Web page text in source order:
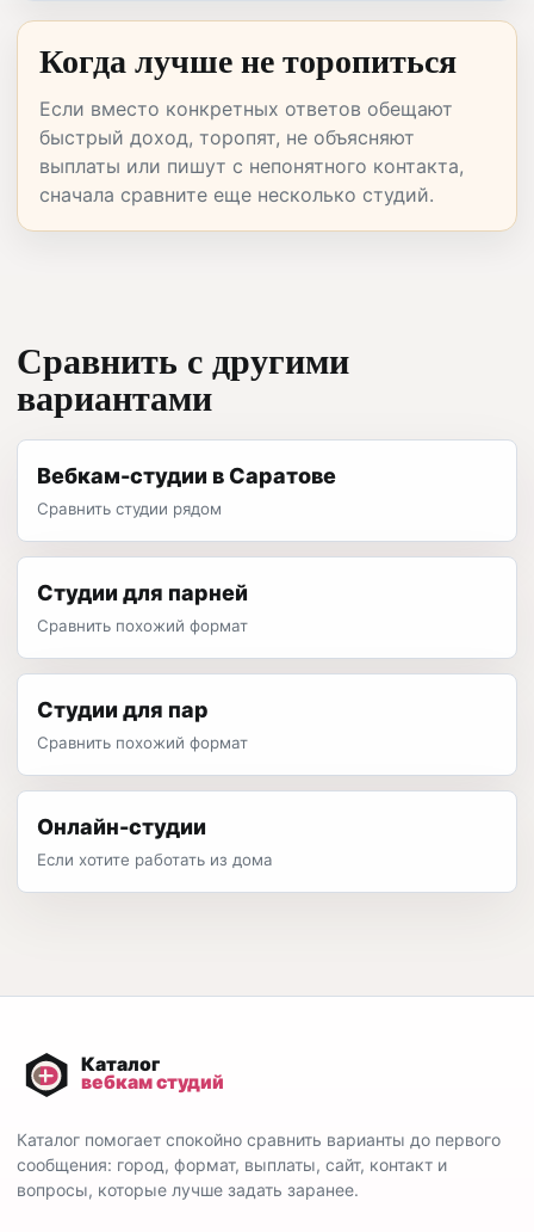
Когда лучше не торопиться
Если вместо конкретных ответов обещают
быстрый доход, торопят, не объясняют
выплаты или пишут с непонятного контакта,
сначала сравните еще несколько студий.
Сравнить с другими
вариантами
Вебкам-студии в Саратове
Сравнить студии рядом
Студии для парней
Сравнить похожий формат
Студии для пар
Сравнить похожий формат
Онлайн-студии
Если хотите работать из дома
Каталог помогает спокойно сравнить варианты до первого
сообщения: город, формат, выплаты, сайт, контакт и
вопросы, которые лучше задать заранее.